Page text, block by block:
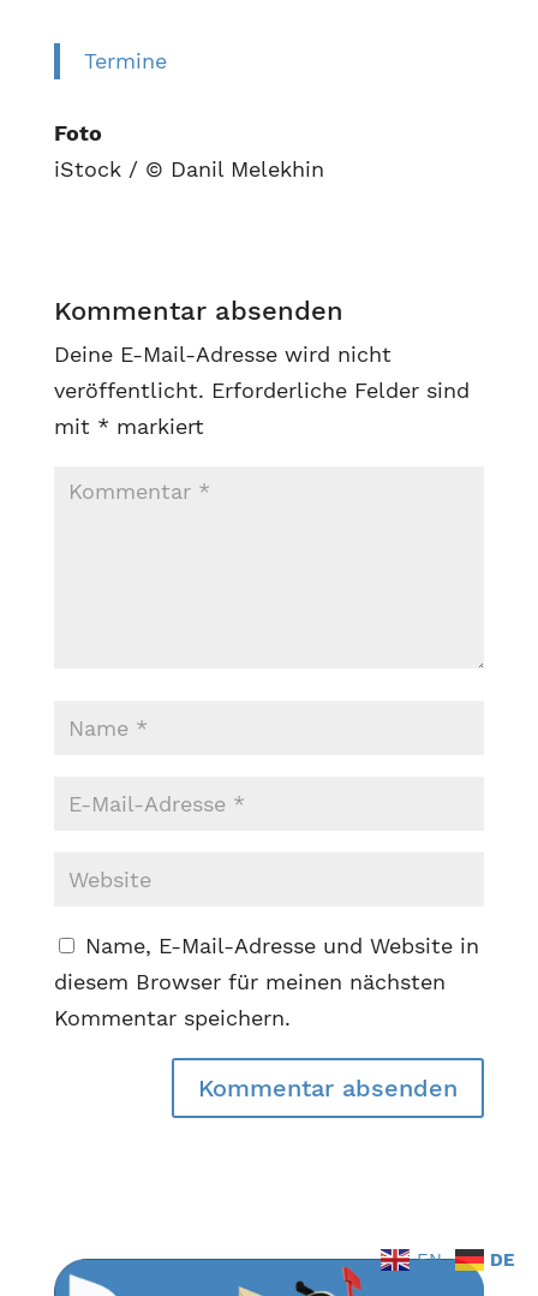
Termine
Foto
iStock / © Danil Melekhin
Kommentar absenden
Deine E-Mail-Adresse wird nicht
veröffentlicht. Erforderliche Felder sind
mit * markiert
Name, E-Mail-Adresse und Website in
diesem Browser für meinen nächsten
Kommentar speichern.
EN DE